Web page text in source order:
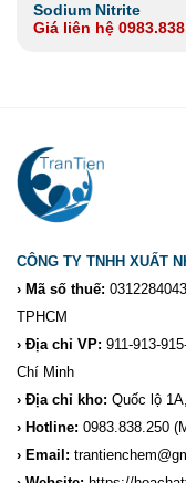
Sodium Nitrite
Giá liên hệ
CÔNG TY TNHH XUẤT
› Mã số thuế:
TPHCM
› Địa chỉ VP: 911-913-
Chí Minh
› Địa chỉ kho: Quốc lộ
› Hotline: 0983.838.250
› Email: